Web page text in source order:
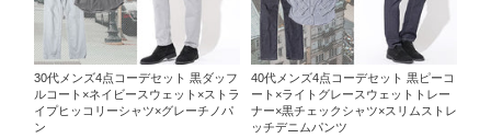
30代メンズ4点コーデセット 黒ダッフ
ルコート×ネイビースウェット×ストラ
イプヒッコリーシャツ×グレーチノパ
ン
40代メンズ4点コーデセット 黒ピーコ
ート×ライトグレースウェットトレー
ナー×黒チェックシャツ×スリムストレ
ッチデニムパンツ